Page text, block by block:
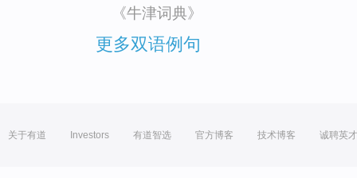
《牛津词典》
更多双语例句
关于有道 Investors 有道智选 官方博客 技术博客 诚聘英才